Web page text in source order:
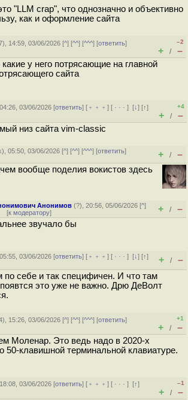
"LLM crap", что однозначно и объективно
как и оформление сайта
), 14:59, 03/06/2026 [^] [^^] [^^^] [ответить]
–2
+ / –
какие у него потрясающие на главной
сайта
03/06/2026 [ответить] [ ﹢﹢﹢] [ · · ·][↓] [↑]
+4
+ / –
низ сайта vim-classic
), 05:50, 03/06/2026 [^] [^^] [^^^] [ответить]
+ / –
вообще поделия вокистов здесь
Анонимов (?), 20:56, 05/06/2026 [^]
[к модератору] + / –
звучало бы
03/06/2026 [ответить] [ ﹢﹢﹢] [ · · ·][↓] [↑]
+ / –
по себе и так специфичен. И что там
это уже не важно. Дрю ДеВолт
), 15:26, 03/06/2026 [^] [^^] [^^^] [ответить]
+1
+ / –
Моленар. Это ведь надо в 2020-х
50-клавишной терминальной клавиатуре.
03/06/2026 [ответить] [ ﹢﹢﹢] [ · · ·][↑]
–1
+ / –